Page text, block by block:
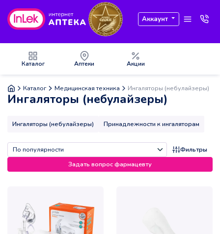
Аккаунт
Каталог Аптеки Акции
Каталог Медицинская техника Ингаляторы (небулайзеры)
Ингаляторы (небулайзеры)
Ингаляторы (небулайзеры) Принадлежности к ингаляторам
Фильтры
Задать вопрос фармацевту